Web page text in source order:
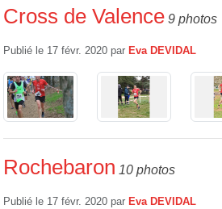
Cross de Valence 9 photos
Publié le 17 févr. 2020 par Eva DEVIDAL
Rochebaron 10 photos
Publié le 17 févr. 2020 par Eva DEVIDAL